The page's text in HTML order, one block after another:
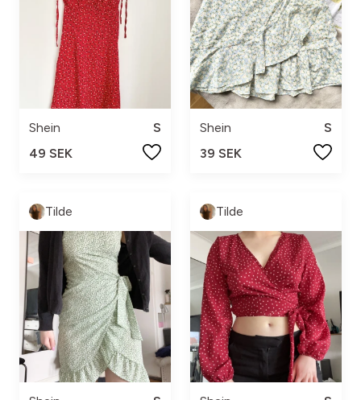
Shein
S
49 SEK
Shein
S
39 SEK
Tilde Tilde